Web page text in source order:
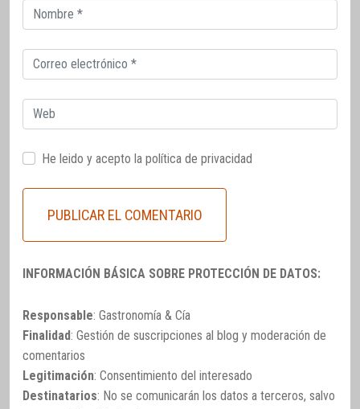
Correo
electrónico
Correo
electrónico
Web
He leido y acepto la política de privacidad
INFORMACIÓN BÁSICA SOBRE PROTECCIÓN DE DATOS:
Responsable: Gastronomía & Cía
Finalidad: Gestión de suscripciones al blog y moderación de
comentarios
Legitimación: Consentimiento del interesado
Destinatarios: No se comunicarán los datos a terceros, salvo